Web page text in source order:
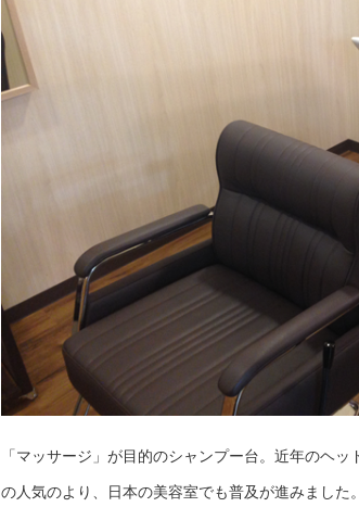
「マッサージ」が目的のシャンプー台。近年のヘ
の人気のより、日本の美容室でも普及が進みまし